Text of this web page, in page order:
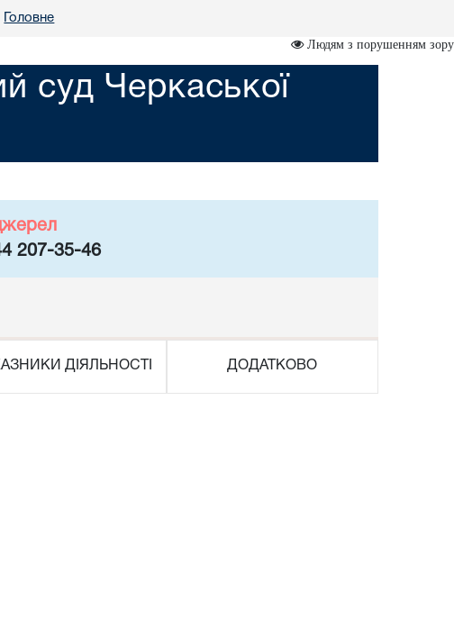
Головне
Людям з порушенням зору
суд Черкаської
207-35-46
ДІЯЛЬНОСТІ ДОДАТКОВО